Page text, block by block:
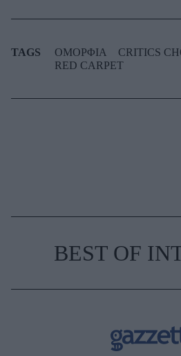
TAGS ΟΜΟΡΦΙΑ
CRITICS
RED CARPET
BEST OF